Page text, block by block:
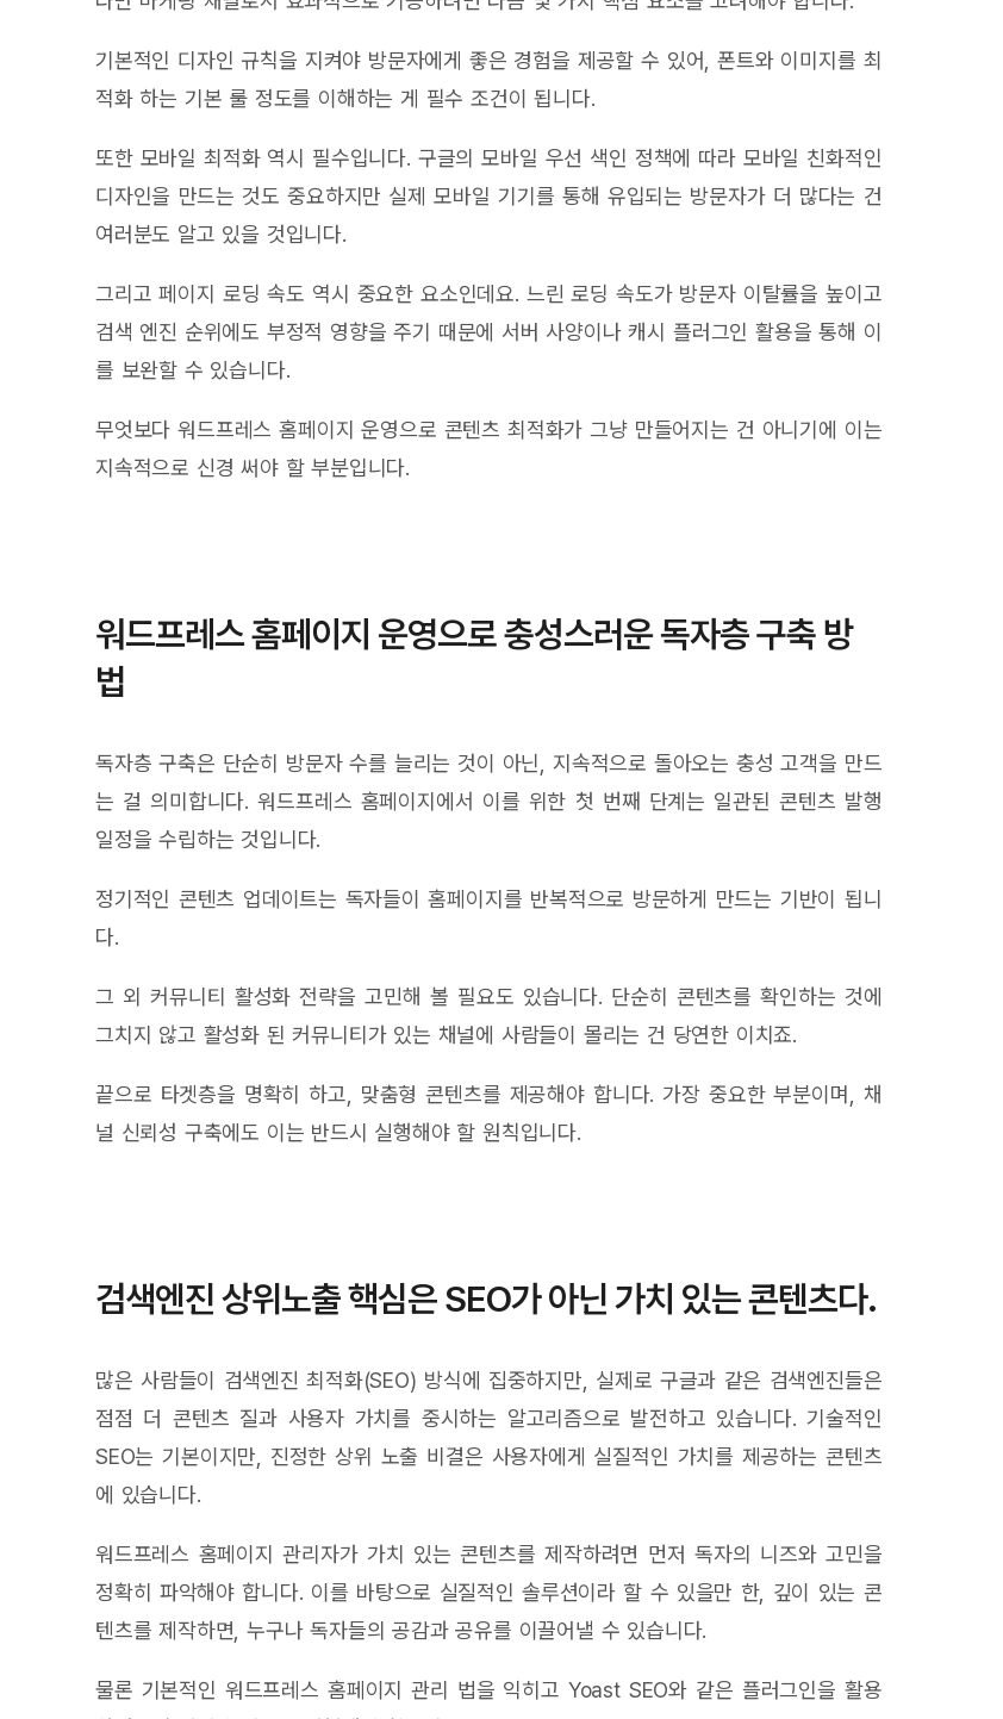
기본적인 디자인 규칙을 지켜야 방문자에게 좋은 경험을 제공할 수 있어, 폰트와 이미지를 최
적화 하는 기본 룰 정도를 이해하는 게 필수 조건이 됩니다.
또한 모바일 최적화 역시 필수입니다. 구글의 모바일 우선 색인 정책에 따라 모바일 친화적인
디자인을 만드는 것도 중요하지만 실제 모바일 기기를 통해 유입되는 방문자가 더 많다는 건
여러분도 알고 있을 것입니다.
그리고 페이지 로딩 속도 역시 중요한 요소인데요. 느린 로딩 속도가 방문자 이탈률을 높이고
검색 엔진 순위에도 부정적 영향을 주기 때문에 서버 사양이나 캐시 플러그인 활용을 통해 이
를 보완할 수 있습니다.
무엇보다 워드프레스 홈페이지 운영으로 콘텐츠 최적화가 그냥 만들어지는 건 아니기에 이는
지속적으로 신경 써야 할 부분입니다.
워드프레스 홈페이지 운영으로 충성스러운 독자층 구축 방
법
독자층 구축은 단순히 방문자 수를 늘리는 것이 아닌, 지속적으로 돌아오는 충성 고객을 만드
는 걸 의미합니다. 워드프레스 홈페이지에서 이를 위한 첫 번째 단계는 일관된 콘텐츠 발행
일정을 수립하는 것입니다.
정기적인 콘텐츠 업데이트는 독자들이 홈페이지를 반복적으로 방문하게 만드는 기반이 됩니
다.
그 외 커뮤니티 활성화 전략을 고민해 볼 필요도 있습니다. 단순히 콘텐츠를 확인하는 것에
그치지 않고 활성화 된 커뮤니티가 있는 채널에 사람들이 몰리는 건 당연한 이치죠.
끝으로 타겟층을 명확히 하고, 맞춤형 콘텐츠를 제공해야 합니다. 가장 중요한 부분이며, 채
널 신뢰성 구축에도 이는 반드시 실행해야 할 원칙입니다.
검색엔진 상위노출 핵심은 SEO가 아닌 가치 있는 콘텐츠다.
많은 사람들이 검색엔진 최적화(SEO) 방식에 집중하지만, 실제로 구글과 같은 검색엔진들은
점점 더 콘텐츠 질과 사용자 가치를 중시하는 알고리즘으로 발전하고 있습니다. 기술적인
SEO는 기본이지만, 진정한 상위 노출 비결은 사용자에게 실질적인 가치를 제공하는 콘텐츠
에 있습니다.
워드프레스 홈페이지 관리자가 가치 있는 콘텐츠를 제작하려면 먼저 독자의 니즈와 고민을
정확히 파악해야 합니다. 이를 바탕으로 실질적인 솔루션이라 할 수 있을만 한, 깊이 있는 콘
텐츠를 제작하면, 누구나 독자들의 공감과 공유를 이끌어낼 수 있습니다.
물론 기본적인 워드프레스 홈페이지 관리 법을 익히고 Yoast SEO와 같은 플러그인을 활용